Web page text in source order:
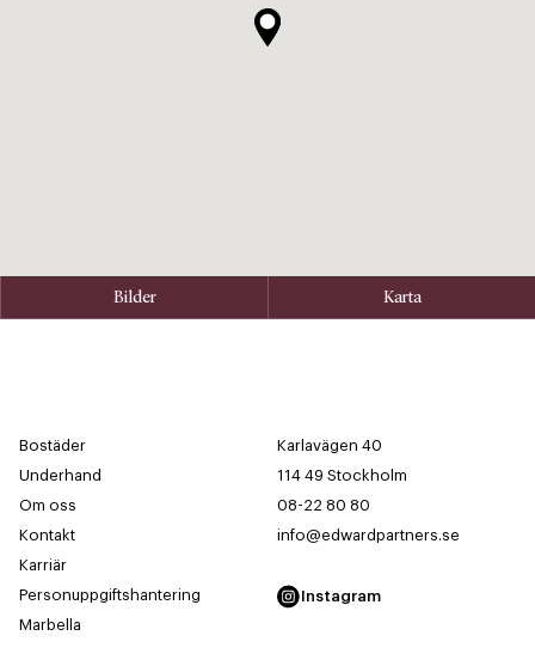
Bilder Karta
Bostäder
Underhand
Om oss
Kontakt
Karriär
Personuppgiftshantering
Marbella
Karlavägen 40
114 49 Stockholm
08-22 80 80
info@edwardpartners.se
Instagram